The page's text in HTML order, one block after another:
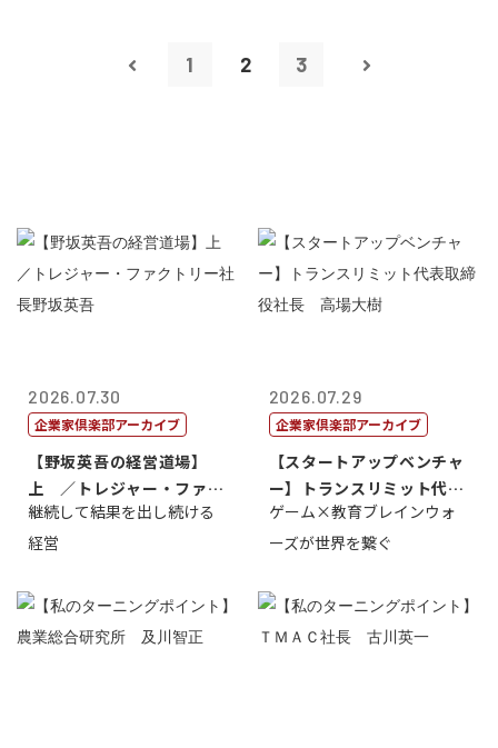
1 2 3
2026.07.30
企業家倶楽部アーカイブ
【野坂英吾の経営道場】
上 ／トレジャー・ファク
トリー社長野坂...
継続して結果を出し続ける
経営
2026.07.29
企業家倶楽部アーカイブ
【スタートアップベンチャ
ー】トランスリミット代表
取締役社長 ...
ゲーム×教育ブレインウォ
ーズが世界を繋ぐ